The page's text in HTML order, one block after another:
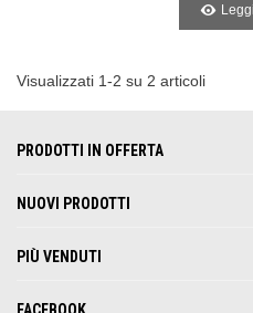
Visualizzati 1-2 su 2 articoli
PRODOTTI IN OFFERTA
NUOVI PRODOTTI
PIÙ VENDUTI
FACEBOOK